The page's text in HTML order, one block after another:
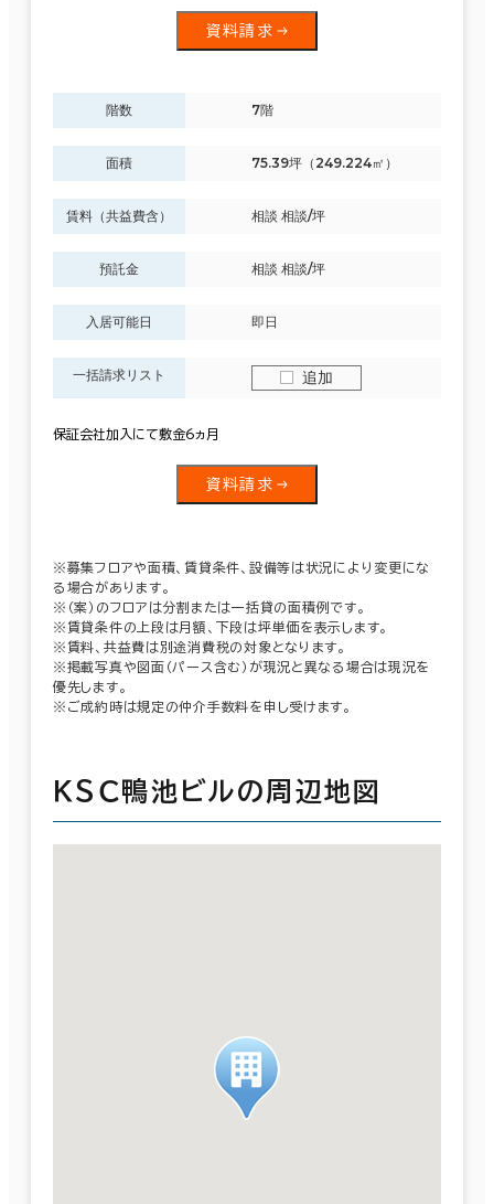
資料請求
階数 7階
面積 75.39坪（249.224㎡）
賃料（共益費含） 相談 相談/坪
預託金 相談 相談/坪
入居可能日 即日
一括請求リスト 追加
保証会社加入にて敷金6ヵ月
資料請求
※募集フロアや面積、賃貸条件、設備等は状況により変更にな
る場合があります。
※（案）のフロアは分割または一括貸の面積例です。
※賃貸条件の上段は月額、下段は坪単価を表示します。
※賃料、共益費は別途消費税の対象となります。
※掲載写真や図面（パース含む）が現況と異なる場合は現況を
優先します。
※ご成約時は規定の仲介手数料を申し受けます。
ＫＳＣ鴨池ビルの周辺地図